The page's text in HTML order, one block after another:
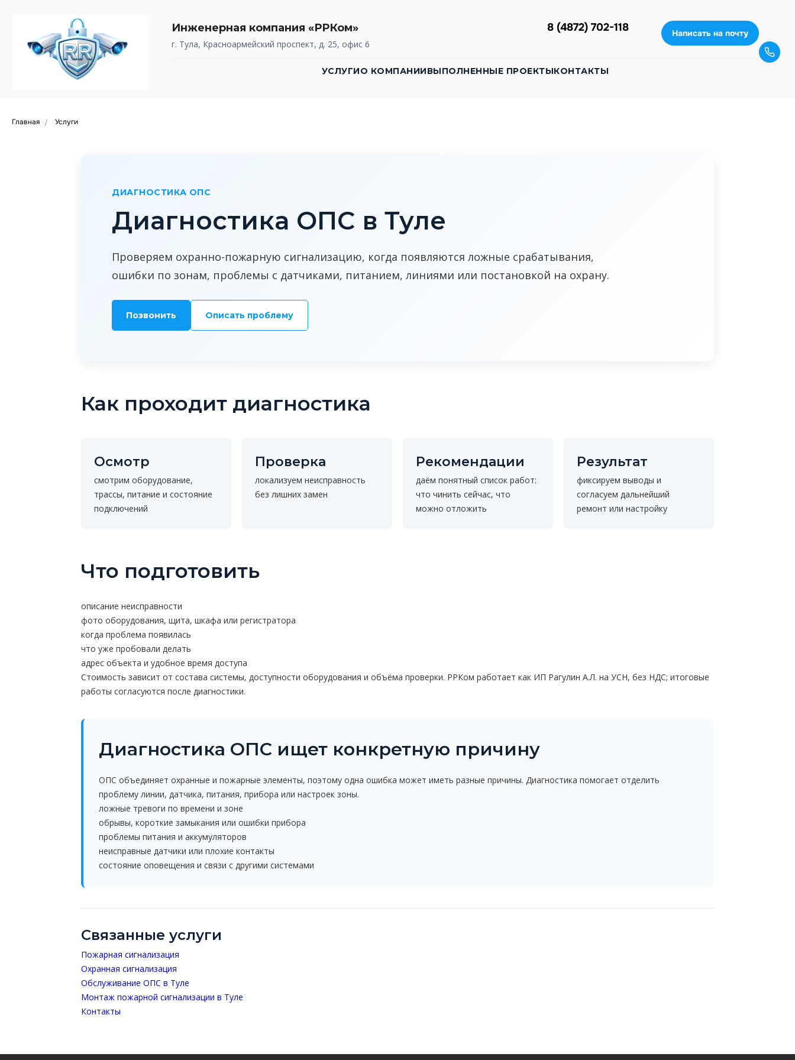
Инженерная компания «РРКом»
г. Тула, Красноармейский проспект, д. 25, офис 6
8 (4872) 702-118 Написать на почту
УСЛУГИО КОМПАНИИВЫПОЛНЕННЫЕ ПРОЕКТЫКОНТАКТЫ
Главная / Услуги
ДИАГНОСТИКА ОПС
Диагностика ОПС в Туле
Проверяем охранно-пожарную сигнализацию, когда появляются ложные срабатывания,
ошибки по зонам, проблемы с датчиками, питанием, линиями или постановкой на охрану.
Позвонить Описать проблему
Как проходит диагностика
Осмотр
смотрим оборудование,
трассы, питание и состояние
подключений
Проверка
локализуем неисправность
без лишних замен
Рекомендации
даём понятный список работ:
что чинить сейчас, что
можно отложить
Результат
фиксируем выводы и
согласуем дальнейший
ремонт или настройку
Что подготовить
описание неисправности
фото оборудования, щита, шкафа или регистратора
когда проблема появилась
что уже пробовали делать
адрес объекта и удобное время доступа
Стоимость зависит от состава системы, доступности оборудования и объёма проверки. РРКом работает как ИП Рагулин А.Л. на УСН, без НДС; итоговые
работы согласуются после диагностики.
Диагностика ОПС ищет конкретную причину
ОПС объединяет охранные и пожарные элементы, поэтому одна ошибка может иметь разные причины. Диагностика помогает отделить
проблему линии, датчика, питания, прибора или настроек зоны.
ложные тревоги по времени и зоне
обрывы, короткие замыкания или ошибки прибора
проблемы питания и аккумуляторов
неисправные датчики или плохие контакты
состояние оповещения и связи с другими системами
Связанные услуги
Пожарная сигнализация
Охранная сигнализация
Обслуживание ОПС в Туле
Монтаж пожарной сигнализации в Туле
Контакты